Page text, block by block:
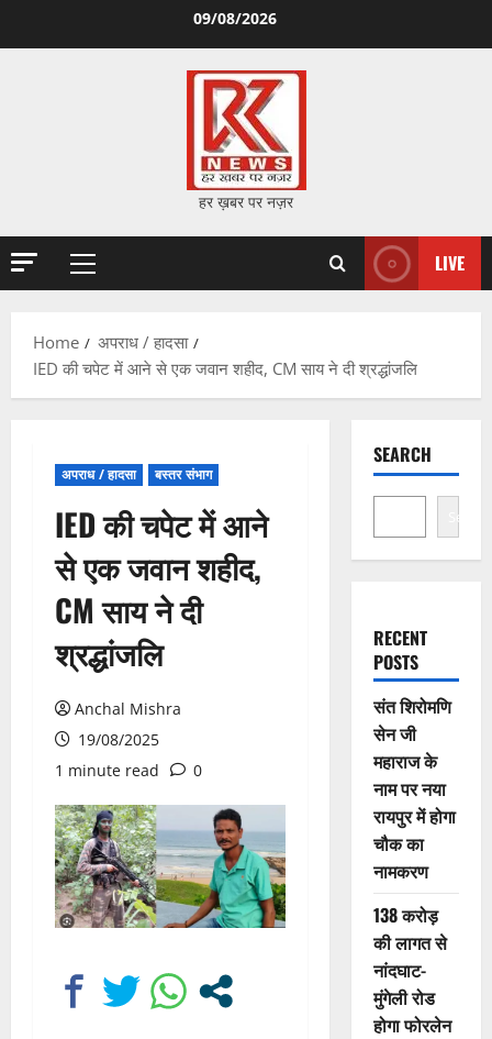
09/08/2026
हर ख़बर पर नज़र
Primary
LIVE
Home
अपराध / हादसा
IED की चपेट में आने से एक जवान शहीद, CM साय ने दी श्रद्धांजलि
अपराध / हादसा बस्तर संभाग
IED की चपेट में आने
से एक जवान शहीद,
CM साय ने दी
श्रद्धांजलि
Anchal Mishra
19/08/2025
1 minute read
0
SEARCH
Search
RECENT
POSTS
संत शिरोमणि
सेन जी
महाराज के
नाम पर नया
रायपुर में होगा
चौक का
नामकरण
138 करोड़
की लागत से
नांदघाट-
मुंगेली रोड
होगा फोरलेन